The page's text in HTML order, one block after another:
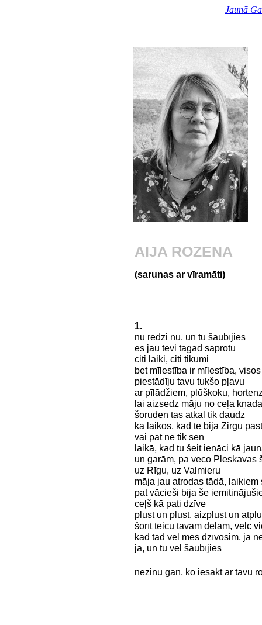
Jaunā
AIJA ROZENA
(sarunas ar vīramāti)
1.
nu redzi nu, un tu šaubījies
es jau tevi tagad saprotu
citi laiki, citi tikumi
bet mīlestība ir mīlestība,
piestādīju tavu tukšo pļavu
ar pīlādžiem, plūškoku,
lai aizsedz māju no ceļa
šoruden tās atkal tik daudz
kā laikos, kad te bija Zirgu
vai pat ne tik sen
laikā, kad tu šeit ienāci kā
un garām, pa veco Pleskavas
uz Rīgu, uz Valmieru
māja jau atrodas tādā, laikiem
pat vācieši bija še
ceļš kā pati dzīve
plūst un plūst. aizplūst un
šorīt teicu tavam dēlam, velc
kad tad vēl mēs dzīvosim, ja
jā, un tu vēl šaubījies
nezinu gan, ko iesākt ar tavu